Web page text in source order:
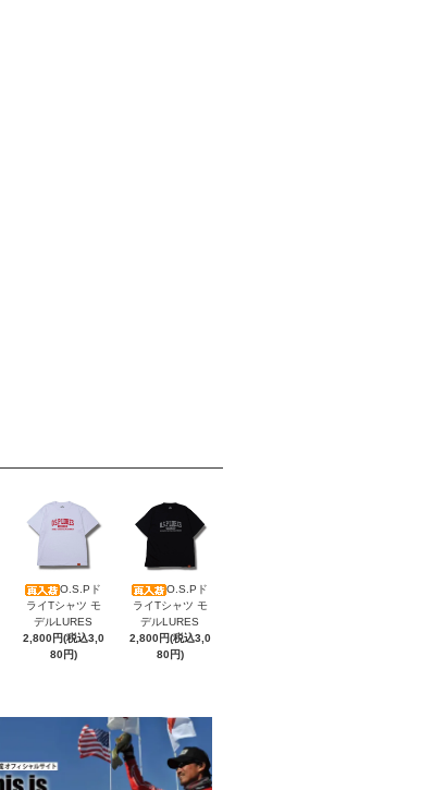
O.S.Pド
ライTシャツ モ
デルLURES
2,800円(税込3,0
80円)
O.S.Pド
ライTシャツ モ
デルLURES
2,800円(税込3,0
80円)